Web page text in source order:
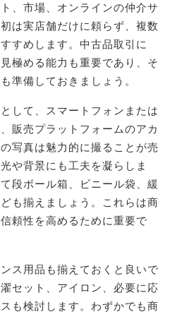
、市場、オンラインの仲介サ
は実店舗だけに頼らず、複数
すめします。中古品取引に
極める能力も重要であり、そ
準備しておきましょう。
して、スマートフォンまたは
販売プラットフォームのアカ
写真は魅力的に撮ることが売
や背景にも工夫を凝らしま
段ボール箱、ビニール袋、緩
も揃えましょう。これらは商
頼性を高めるために重要で
ス用品も揃えておくと良いで
セット、アイロン、必要に応
も検討します。わずかでも商